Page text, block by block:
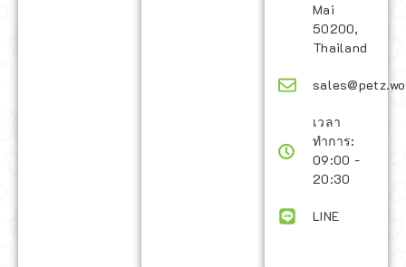
Mai
50200,
Thailand
เวลา
ทำการ:
09:00 -
20:30
LINE